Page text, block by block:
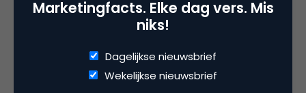
Ik merk namelijk in de markt dat steeds meer
partijen al beginnen te handelen naar de
meer sites die aan de wet voldeden dan nu
eind maart.
Marketingfacts. Elke dag vers. Mis
niks!
Dagelijkse nieuwsbrief
Wekelijkse nieuwsbrief